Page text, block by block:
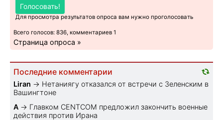
Голосовать!
Для просмотра результатов опроса вам нужно проголосовать
Всего голосов: 836, комментариев 1
Страница опроса »
Последние комментарии
Liran → Нетаниягу отказался от встречи с Зеленским в
Вашингтоне
A → Главком CENTCOM предложил закончить военные
действия против Ирана